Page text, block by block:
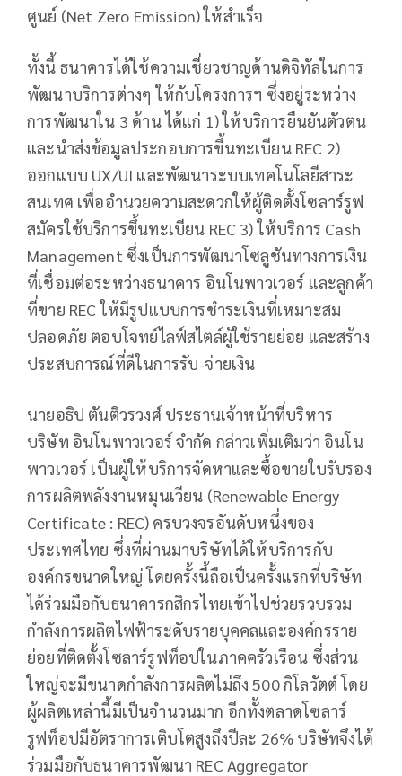
ศูนย์ (Net Zero Emission) ให้สำเร็จ
ทั้งนี้ ธนาคารได้ใช้ความเชี่ยวชาญด้านดิจิทัลในการ
พัฒนาบริการต่างๆ ให้กับโครงการฯ ซึ่งอยู่ระหว่าง
การพัฒนาใน 3 ด้าน ได้แก่ 1) ให้บริการยืนยันตัวตน
และนำส่งข้อมูลประกอบการขึ้นทะเบียน REC 2)
ออกแบบ UX/UI และพัฒนาระบบเทคโนโลยีสาระ
สนเทศ เพื่ออำนวยความสะดวกให้ผู้ติดตั้งโซลาร์รูฟ
สมัครใช้บริการขึ้นทะเบียน REC 3) ให้บริการ Cash
Management ซึ่งเป็นการพัฒนาโซลูชันทางการเงิน
ที่เชื่อมต่อระหว่างธนาคาร อินโนพาวเวอร์ และลูกค้า
ที่ขาย REC ให้มีรูปแบบการชำระเงินที่เหมาะสม
ปลอดภัย ตอบโจทย์ไลฟ์สไตล์ผู้ใช้รายย่อย และสร้าง
ประสบการณ์ที่ดีในการรับ-จ่ายเงิน
นายอธิป ตันติวรวงศ์ ประธานเจ้าหน้าที่บริหาร
บริษัท อินโนพาวเวอร์ จำกัด กล่าวเพิ่มเติมว่า อินโน
พาวเวอร์ เป็นผู้ให้บริการจัดหาและซื้อขายใบรับรอง
การผลิตพลังงานหมุนเวียน (Renewable Energy
Certificate : REC) ครบวงจรอันดับหนึ่งของ
ประเทศไทย ซึ่งที่ผ่านมาบริษัทได้ให้บริการกับ
องค์กรขนาดใหญ่ โดยครั้งนี้ถือเป็นครั้งแรกที่บริษัท
ได้ร่วมมือกับธนาคารกสิกรไทยเข้าไปช่วยรวบรวม
กำลังการผลิตไฟฟ้าระดับรายบุคคลและองค์กรราย
ย่อยที่ติดตั้งโซลาร์รูฟท็อปในภาคครัวเรือน ซึ่งส่วน
ใหญ่จะมีขนาดกำลังการผลิตไม่ถึง 500 กิโลวัตต์ โดย
ผู้ผลิตเหล่านี้มีเป็นจำนวนมาก อีกทั้งตลาดโซลาร์
รูฟท็อปมีอัตราการเติบโตสูงถึงปีละ 26% บริษัทจึงได้
ร่วมมือกับธนาคารพัฒนา REC Aggregator